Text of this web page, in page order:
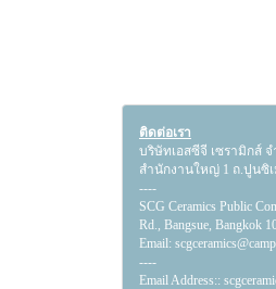
ติดต่อเรา
บริษัทเอสซีจี เซรามิกส์
สำนักงานใหญ่ 1 ถ.ปูนซิ
----
SCG Ceramics Public
Rd., Bangsue, Bangkok
Email:
----
Email Address::